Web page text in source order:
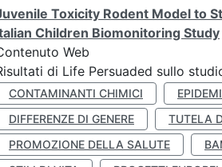
Toxicity Rodent Model to
Children Biomonitoring Study
Web
di Life Persuaded sullo
CONTAMINANTI CHIMICI
DIFFERENZE DI GENERE
TUTELA
PROMOZIONE DELLA SALUTE